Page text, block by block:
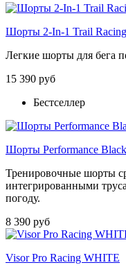
Шорты 2-In-1 Trail
Легкие шорты для бега
15 390 руб
Бестселлер
Шорты Performance Black
Тренировочные шорты
интегрированными
погоду.
8 390 руб
Visor Pro Racing WHITE